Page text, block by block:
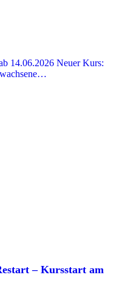
14.06.2026 Neuer Kurs:
– Kursstart am